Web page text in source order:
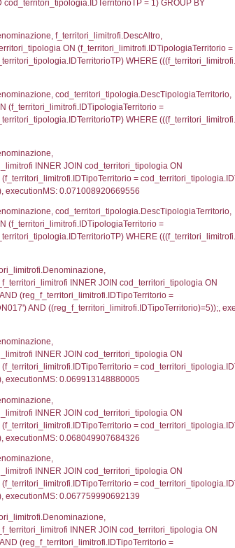
ON a1_stabilimento.ProvinciaStab
el_comuni_1 ON
LEFT JOIN el_regioni
a2_ruolipersonale a2rp INNER JOIN
executionMS:
a2_ruolipersonale a2rp INNER JOIN
executionMS:
d1_controlli.Email,
executionMS: 0.030853986740112
IDNotifica=204, executionMS:
StatoIspezione,
'%d/%m/%Y') as
FROM f_confini_stato
0.00061702728271484
el_comuni.Comune,
executionMS:
el_comuni.Comune,
INNER JOIN